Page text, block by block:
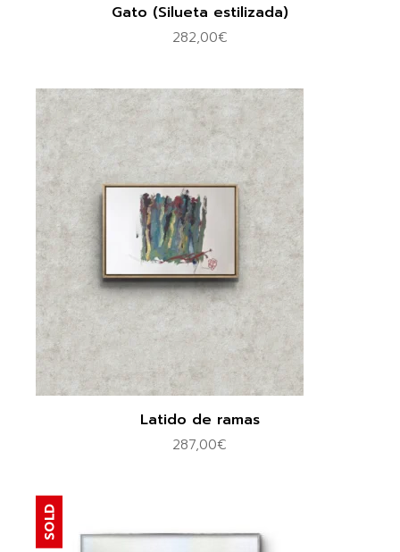
Gato (Silueta estilizada)
282,00€
Latido de ramas
287,00€
SOLD